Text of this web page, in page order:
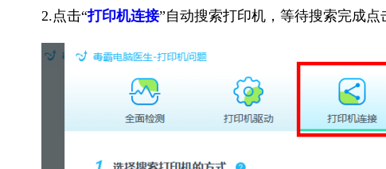
2.点击“打印机连接”自动搜索打印机，等待搜索完成点